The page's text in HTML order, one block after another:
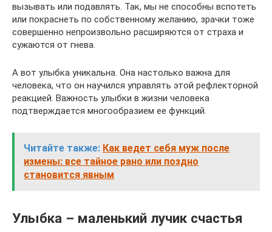
вызывать или подавлять. Так, мы не способны вспотеть
или покраснеть по собственному желанию, зрачки тоже
совершенно непроизвольно расширяются от страха и
сужаются от гнева.
А вот улыбка уникальна. Она настолько важна для
человека, что он научился управлять этой рефлекторной
реакцией. Важность улыбки в жизни человека
подтверждается многообразием ее функций.
Читайте также: Как ведет себя муж после
измены: все тайное рано или поздно
становится явным
Улыбка – маленький лучик счастья